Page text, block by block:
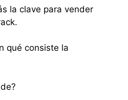
la clave para vender
qué consiste la